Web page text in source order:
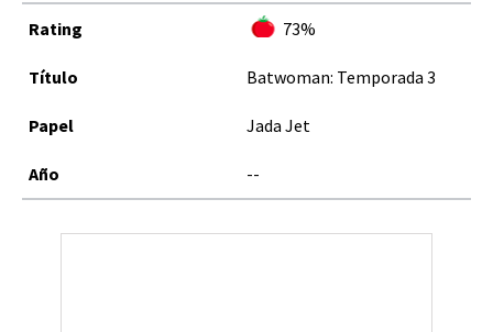
73%
Batwoman: Temporada 3
Jada Jet
--